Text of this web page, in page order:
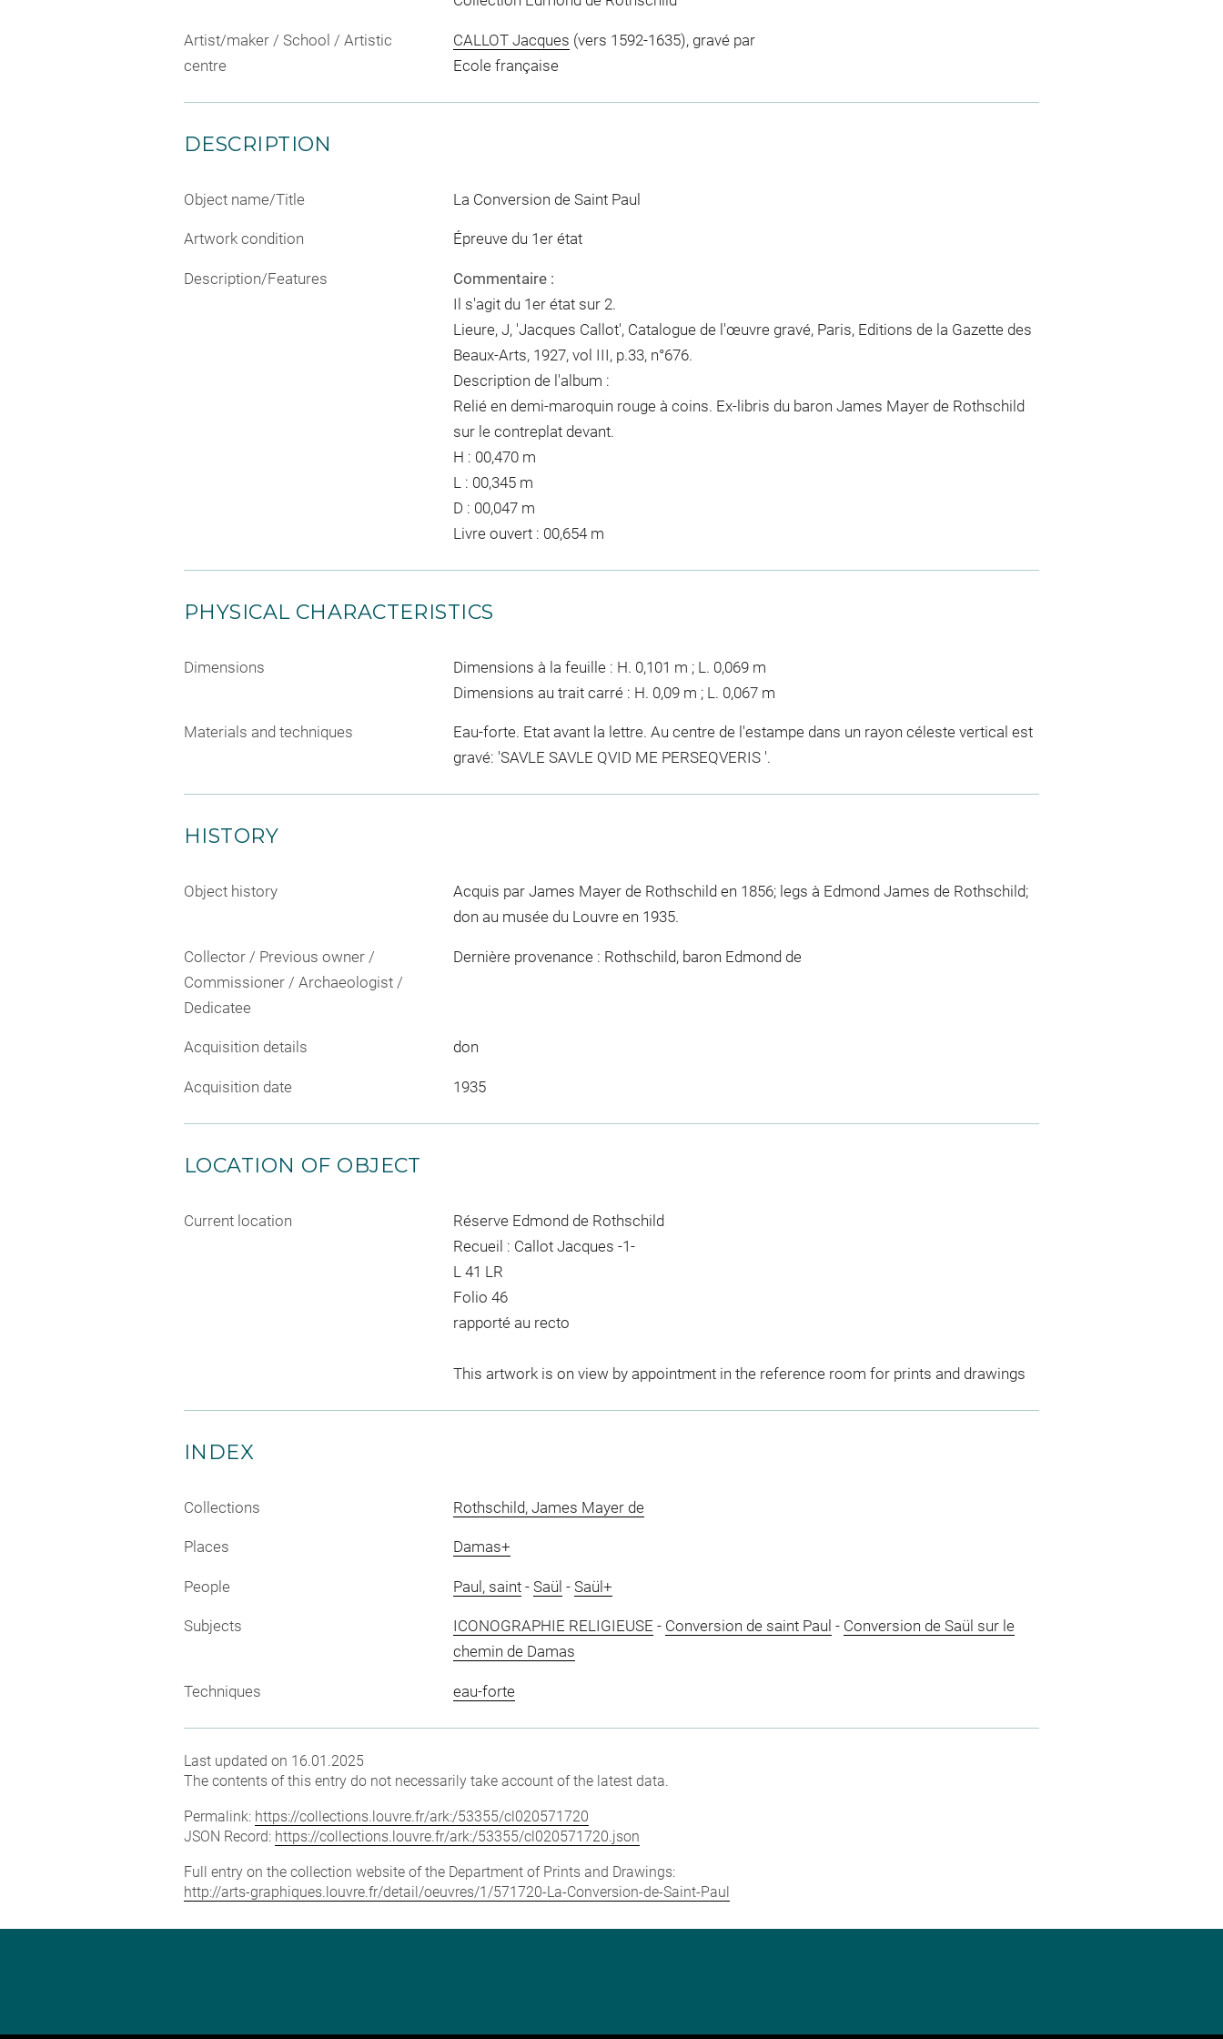
Artist/maker / School / Artistic
centre
CALLOT Jacques (vers 1592-1635), gravé par
Ecole française
DESCRIPTION
Object name/Title La Conversion de Saint Paul
Artwork condition Épreuve du 1er état
Description/Features
Commentaire :
Il s'agit du 1er état sur 2.
Lieure, J, 'Jacques Callot', Catalogue de l'œuvre gravé, Paris, Editions de la Gazette des
Beaux-Arts, 1927, vol III, p.33, n°676.
Description de l'album :
Relié en demi-maroquin rouge à coins. Ex-libris du baron James Mayer de Rothschild
sur le contreplat devant.
H : 00,470 m
L : 00,345 m
D : 00,047 m
Livre ouvert : 00,654 m
PHYSICAL CHARACTERISTICS
Dimensions
Dimensions à la feuille : H. 0,101 m ; L. 0,069 m
Dimensions au trait carré : H. 0,09 m ; L. 0,067 m
Materials and techniques
Eau-forte. Etat avant la lettre. Au centre de l'estampe dans un rayon céleste vertical est
gravé: 'SAVLE SAVLE QVID ME PERSEQVERIS '.
HISTORY
Object history
Acquis par James Mayer de Rothschild en 1856; legs à Edmond James de Rothschild;
don au musée du Louvre en 1935.
Collector / Previous owner /
Commissioner / Archaeologist /
Dedicatee
Dernière provenance : Rothschild, baron Edmond de
Acquisition details don
Acquisition date 1935
LOCATION OF OBJECT
Current location
Réserve Edmond de Rothschild
Recueil : Callot Jacques -1-
L 41 LR
Folio 46
rapporté au recto
This artwork is on view by appointment in the reference room for prints and drawings
INDEX
Collections Rothschild, James Mayer de
Places Damas+
People Paul, saint- Saül - Saül+
Subjects ICONOGRAPHIE RELIGIEUSE - Conversion de saint Paul - Conversion de Saül sur le
chemin de Damas
Techniques eau-forte
Last updated on 16.01.2025
The contents of this entry do not necessarily take account of the latest data.
Permalink: https://collections.louvre.fr/ark:/53355/cl020571720
JSON Record: https://collections.louvre.fr/ark:/53355/cl020571720.json
Full entry on the collection website of the Department of Prints and Drawings:
http://arts-graphiques.louvre.fr/detail/oeuvres/1/571720-La-Conversion-de-Saint-Paul